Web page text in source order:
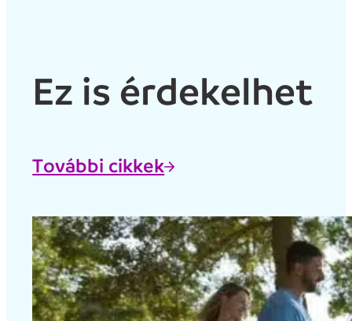
Ez is érdekelhet
További cikkek